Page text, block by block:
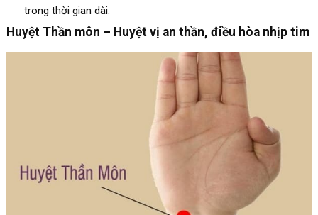
trong thời gian dài.
Huyệt Thần môn – Huyệt vị an thần, điều hòa nhịp tim